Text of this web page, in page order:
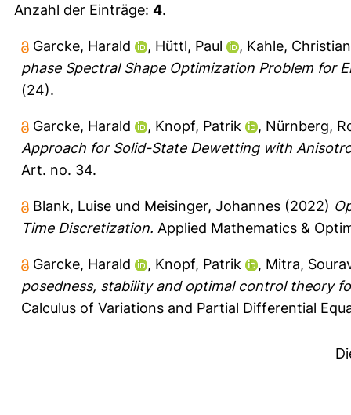
Anzahl der Einträge: 4.
Garcke, Harald , Hüttl, Paul , Kahle, Christian
phase Spectral Shape Optimization Problem for
(24).
Garcke, Harald , Knopf, Patrik , Nürnberg,
Approach for Solid-State Dewetting with
Art. no. 34.
Blank, Luise und Meisinger, Johannes (2022)
Time Discretization. Applied Mathematics &
Garcke, Harald , Knopf, Patrik , Mitra,
posedness, stability and optimal control theory
Calculus of Variations and Partial Differential